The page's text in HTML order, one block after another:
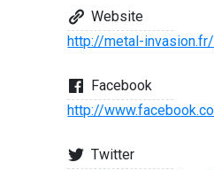
Website
http://metal-invasion.fr/
Facebook
Twitter